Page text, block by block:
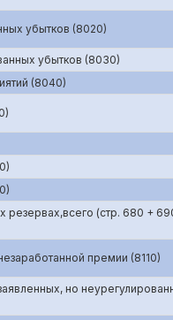
убытков (8020)
убытков (8030)
(8040)
резервах,всего (стр. 680 +
премии (8110)
но